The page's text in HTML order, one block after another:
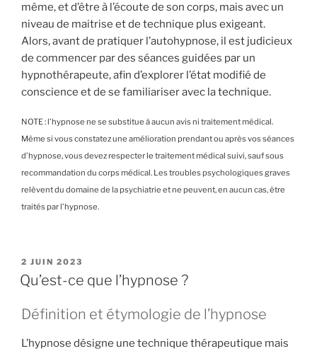
même, et d’être à l’écoute de son corps, mais avec un
niveau de maitrise et de technique plus exigeant.
Alors, avant de pratiquer l’autohypnose, il est judicieux
de commencer par des séances guidées par un
hypnothérapeute, afin d’explorer l’état modifié de
conscience et de se familiariser avec la technique.
NOTE : l’hypnose ne se substitue à aucun avis ni traitement médical.
Même si vous constatez une amélioration prendant ou après vos séances
d’hypnose, vous devez respecter le traitement médical suivi, sauf sous
recommandation du corps médical. Les troubles psychologiques graves
relèvent du domaine de la psychiatrie et ne peuvent, en aucun cas, être
traités par l’hypnose.
PUBLIÉ
LE
2 JUIN 2023
Qu’est-ce que l’hypnose ?
Définition et étymologie de l’hypnose
L’hypnose désigne une technique thérapeutique mais